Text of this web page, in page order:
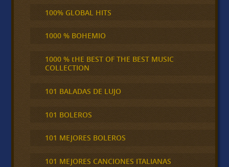
100% GLOBAL HITS
1000 % BOHEMIO
1000 % tHE BEST OF THE BEST MUSIC
COLLECTION
101 BALADAS DE LUJO
101 BOLEROS
101 MEJORES BOLEROS
101 MEJORES CANCIONES ITALIANAS